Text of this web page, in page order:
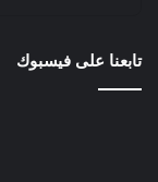
تابعنا على فيسبوك